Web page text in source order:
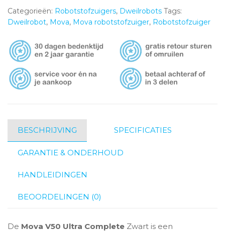
Categorieën: Robotstofzuigers, Dweilrobots Tags:
Dweilrobot, Mova, Mova robotstofzuiger, Robotstofzuiger
BESCHRIJVING SPECIFICATIES
GARANTIE & ONDERHOUD
HANDLEIDINGEN
BEOORDELINGEN (0)
De Mova V50 Ultra Complete Zwart is een